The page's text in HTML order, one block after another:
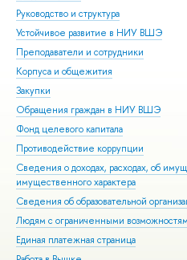
Руководство и структура
Устойчивое развитие в НИУ ВШЭ
Преподаватели и сотрудники
Корпуса и общежития
Закупки
Обращения граждан в НИУ ВШЭ
Фонд целевого капитала
Противодействие коррупции
Сведения о доходах, расходах, об
имущественного характера
Сведения об образовательной
Людям с ограниченными
Единая платежная страница